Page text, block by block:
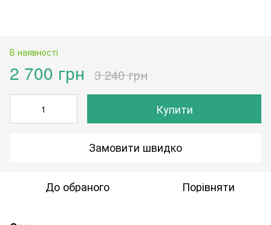
В наявності
2 700 грн 3 240 грн
Купити
Замовити швидко
До обраного Порівняти